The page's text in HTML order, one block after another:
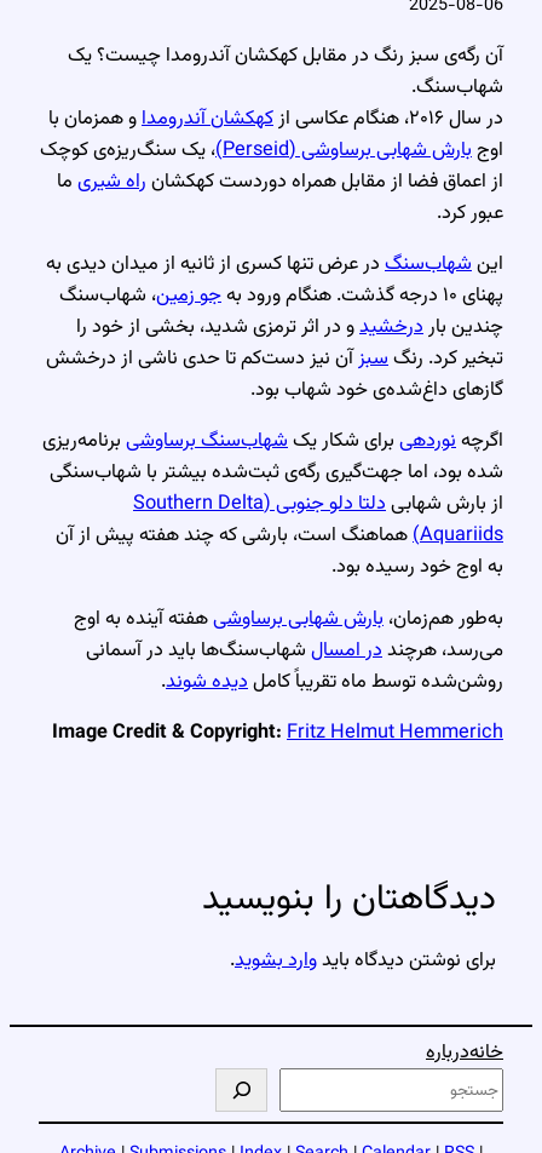
2025-08-06
آن رگه‌ی سبز رنگ در مقابل کهکشان آندرومدا چیست؟ یک
شهاب‌سنگ.
در سال ۲۰۱۶، هنگام عکاسی از
کهکشان آندرومداو همزمان با
اوجبارش شهابی برساوشی (Perseid)
، یک سنگ‌ریزه‌ی کوچک
از اعماق فضا از مقابل همراه دوردست کهکشانراه شیریما
عبور کرد.
اینشهاب‌سنگدر عرض تنها کسری از ثانیه از میدان دیدی به
پهنای ۱۰ درجه گذشت. هنگام ورود به
جو زمین، شهاب‌سنگ
چندین باردرخشیدو در اثر ترمزی شدید، بخشی از خود را
تبخیر کرد. رنگسبزآن نیز دست‌کم تا حدی ناشی از درخشش
گازهای داغ‌شده‌ی خود شهاب بود.
اگرچهنوردهیبرای شکار یکشهاب‌سنگ برساوشیبرنامه‌ریزی
شده بود، اما جهت‌گیری رگه‌ی ثبت‌شده بیشتر با شهاب‌سنگی
از بارش شهابی
دلتا دلو جنوبی (Southern Delta
Aquariids) هماهنگ است، بارشی که چند هفته پیش از آن
به اوج خود رسیده بود.
به‌طور هم‌زمان،بارش شهابی برساوشیهفته آینده به اوج
می‌رسد، هرچنددر امسالشهاب‌سنگ‌ها باید در آسمانی
روشن‌شده توسط ماه تقریباً کاملدیده شوند.
Image Credit & Copyright:Fritz Helmut Hemmerich
دیدگاهتان را بنویسید
برای نوشتن دیدگاه بایدوارد بشوید.
خانهدرباره
ج
س